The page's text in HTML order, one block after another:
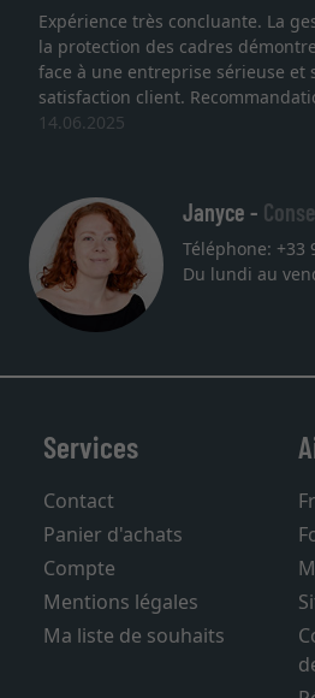
et
sommes
Je recherchais un
lithographie, je
qualité sont au
service et
Janyce -
Téléphone: +33
Services
Contact
Panier d'achats
Compte
Mentions légales